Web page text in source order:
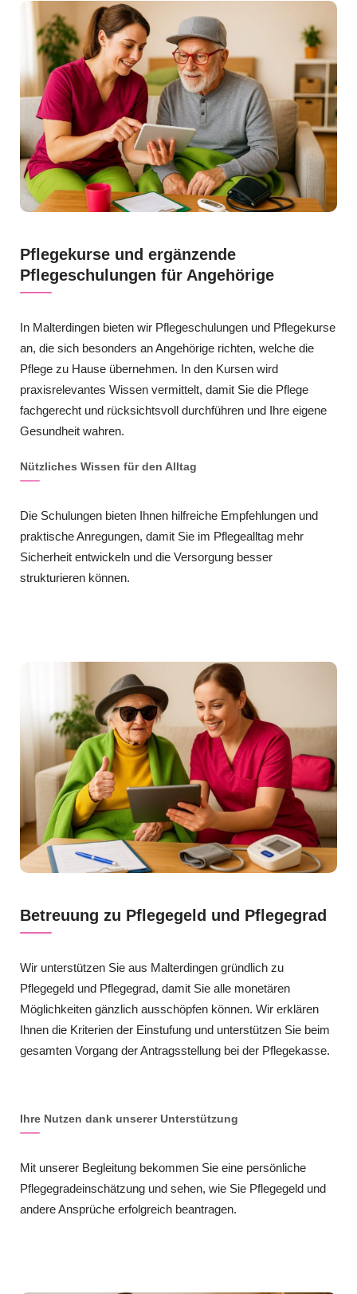
Pflegekurse und ergänzende
Pflegeschulungen für Angehörige
In Malterdingen bieten wir Pflegeschulungen und Pflegekurse
an, die sich besonders an Angehörige richten, welche die
Pflege zu Hause übernehmen. In den Kursen wird
praxisrelevantes Wissen vermittelt, damit Sie die Pflege
fachgerecht und rücksichtsvoll durchführen und Ihre eigene
Gesundheit wahren.
Nützliches Wissen für den Alltag
Die Schulungen bieten Ihnen hilfreiche Empfehlungen und
praktische Anregungen, damit Sie im Pflegealltag mehr
Sicherheit entwickeln und die Versorgung besser
strukturieren können.
Betreuung zu Pflegegeld und Pflegegrad
Wir unterstützen Sie aus Malterdingen gründlich zu
Pflegegeld und Pflegegrad, damit Sie alle monetären
Möglichkeiten gänzlich ausschöpfen können. Wir erklären
Ihnen die Kriterien der Einstufung und unterstützen Sie beim
gesamten Vorgang der Antragsstellung bei der Pflegekasse.
Ihre Nutzen dank unserer Unterstützung
Mit unserer Begleitung bekommen Sie eine persönliche
Pflegegradeinschätzung und sehen, wie Sie Pflegegeld und
andere Ansprüche erfolgreich beantragen.